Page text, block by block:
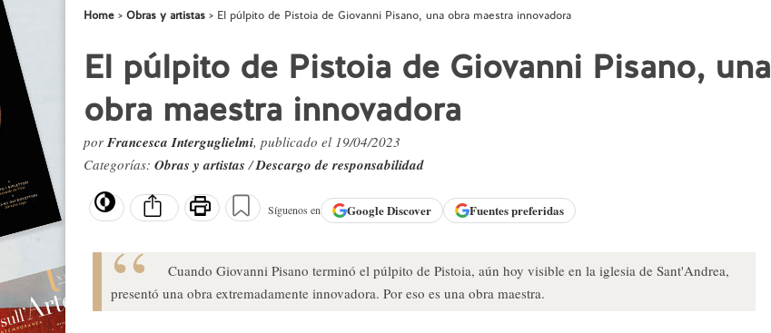
Home Obras y artistas El púlpito de Pistoia de Giovanni Pisano, una obra maestra innovadora
El púlpito de Pistoia de Giovanni Pisano, una
obra maestra innovadora
por Francesca Interguglielmi, publicado el 19/04/2023
Categorías: Obras y artistas/Descargo de responsabilidad
Síguenos en GoogleDiscover Fuentes preferidas
Cuando Giovanni Pisano terminó el púlpito de Pistoia, aún hoy visible en la iglesia de Sant'Andrea,
presentó una obra extremadamente innovadora. Por eso es una obra maestra.